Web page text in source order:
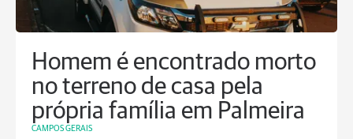
Homem é encontrado morto
no terreno de casa pela
própria família em Palmeira
CAMPOS GERAIS